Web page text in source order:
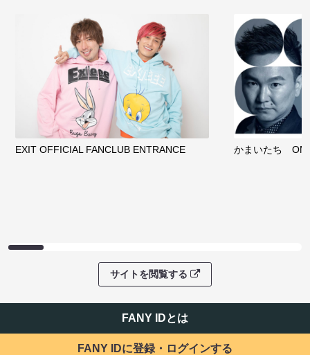
EXIT OFFICIAL FANCLUB ENTRANCE かまいたち
サイトを閲覧する
FANY IDとは
FANY IDに登録・ログインする